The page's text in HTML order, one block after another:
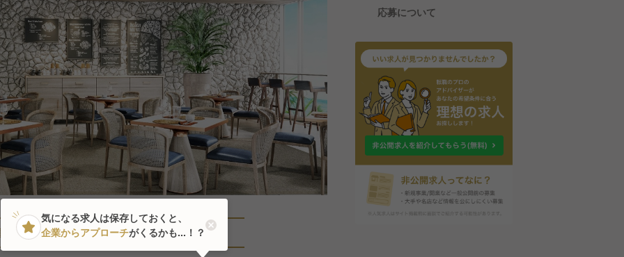
近2人がこの求人を検討中
応募について
気になる求人は保存しておくと、
企業からアプローチがくるかも...！？